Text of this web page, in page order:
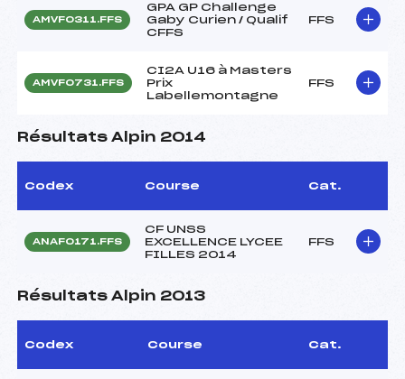
AMVF0311.FFS
GPA GP Challenge
Gaby Curien / Qualif
CFFS
FFS
AMVF0731.FFS
CI2A U16 à Masters
Prix
Labellemontagne
FFS
Résultats Alpin 2014
Codex Course Cat.
ANAF0171.FFS
CF UNSS
EXCELLENCE LYCEE
FILLES 2014
FFS
Résultats Alpin 2013
Codex Course Cat.